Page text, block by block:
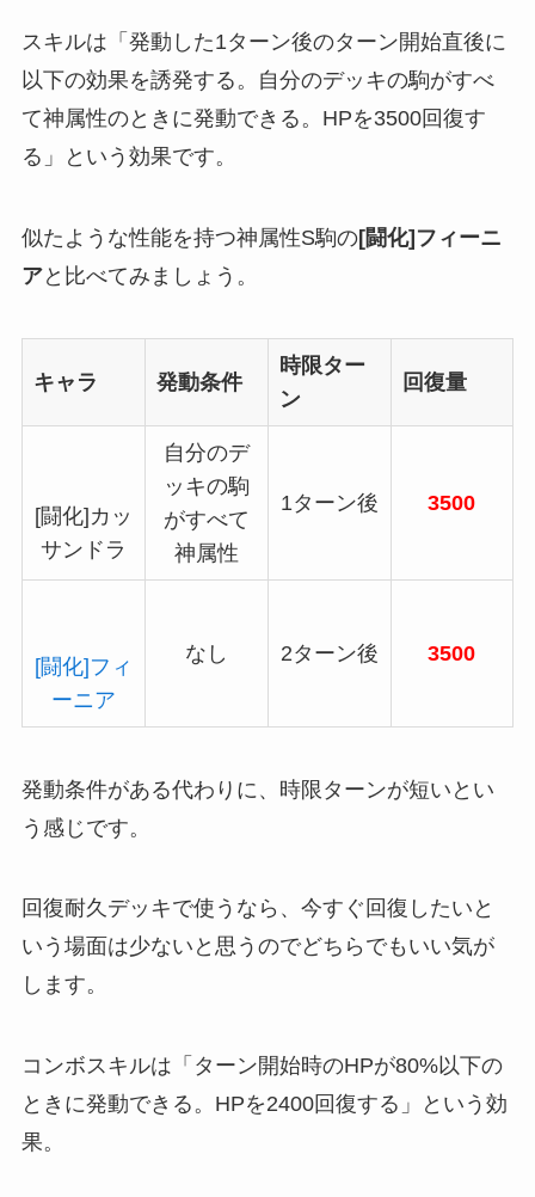
スキルは「発動した1ターン後のターン開始直後に
以下の効果を誘発する。自分のデッキの駒がすべ
て神属性のときに発動できる。HPを3500回復す
る」という効果です。
似たような性能を持つ神属性S駒の[闘化]フィーニ
アと比べてみましょう。
キャラ 発動条件
時限ター
ン
回復量
[闘化]カッ
サンドラ
自分のデ
ッキの駒
がすべて
神属性
1ターン後 3500
[闘化]フィ
ーニア
なし 2ターン後 3500
発動条件がある代わりに、時限ターンが短いとい
う感じです。
回復耐久デッキで使うなら、今すぐ回復したいと
いう場面は少ないと思うのでどちらでもいい気が
します。
コンボスキルは「ターン開始時のHPが80%以下の
ときに発動できる。HPを2400回復する」という効
果。